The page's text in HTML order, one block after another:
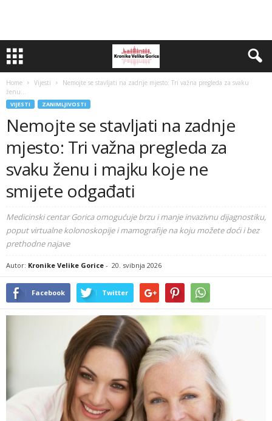
Home Vijesti
Nemojte se stavljati na zadnje mjesto: Tri važna pregleda za svaku
ženu...
VIJESTI ZANIMLJIVOSTI
Nemojte se stavljati na zadnje
mjesto: Tri važna pregleda za
svaku ženu i majku koje ne
smijete odgađati
Medicinski centar Gorica omogućuje brzu i manje invazivnu dijagnostiku,
poput virtualne kolonoskopije i mamografije na koju možete doći i bez
prethodne najave
Autor: Kronike Velike Gorice - 20. svibnja 2026
Facebook Twitter